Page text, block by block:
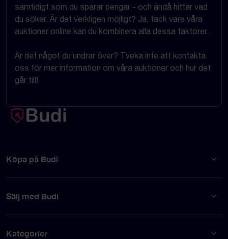
samtidigt som du sparar pengar - och ändå hittar vad
du söker. Är det verkligen möjligt? Ja, tack vare våra
auktioner online kan du kombinera alla dessa faktorer.
Är det något du undrar över? Tveka inte att kontakta
oss för mer information om våra auktioner och hur det
går till!
Köpa på Budi
Sälj med Budi
Kategorier